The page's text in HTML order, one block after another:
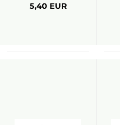
5,40 EUR